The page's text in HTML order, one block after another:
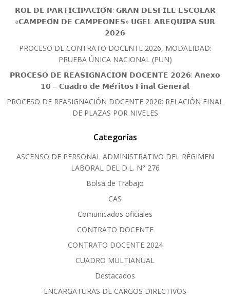
𝗥𝗢𝗟 𝗗𝗘 𝗣𝗔𝗥𝗧𝗜𝗖𝗜𝗣𝗔𝗖𝗜𝗢́𝗡: 𝗚𝗥𝗔𝗡 𝗗𝗘𝗦𝗙𝗜𝗟𝗘 𝗘𝗦𝗖𝗢𝗟𝗔𝗥
«𝗖𝗔𝗠𝗣𝗘𝗢́𝗡 𝗗𝗘 𝗖𝗔𝗠𝗣𝗘𝗢𝗡𝗘𝗦» 𝗨𝗚𝗘𝗟 𝗔𝗥𝗘𝗤𝗨𝗜𝗣𝗔 𝗦𝗨𝗥
𝟮𝟬𝟮𝟲
PROCESO DE CONTRATO DOCENTE 2026, MODALIDAD:
PRUEBA ÚNICA NACIONAL (PUN)
𝗣𝗥𝗢𝗖𝗘𝗦𝗢 𝗗𝗘 𝗥𝗘𝗔𝗦𝗜𝗚𝗡𝗔𝗖𝗜𝗢́𝗡 𝗗𝗢𝗖𝗘𝗡𝗧𝗘 𝟮𝟬𝟮𝟲: 𝗔𝗻𝗲𝘅𝗼
𝟭𝟬 – 𝗖𝘂𝗮𝗱𝗿𝗼 𝗱𝗲 𝗠𝗲́𝗿𝗶𝘁𝗼𝘀 𝗙𝗶𝗻𝗮𝗹 𝗚𝗲𝗻𝗲𝗿𝗮𝗹
PROCESO DE REASIGNACIÓN DOCENTE 2026: RELACIÓN FINAL
DE PLAZAS POR NIVELES
Categorías
ASCENSO DE PERSONAL ADMINISTRATIVO DEL RÈGIMEN
LABORAL DEL D.L. N° 276
Bolsa de Trabajo
CAS
Comunicados oficiales
CONTRATO DOCENTE
CONTRATO DOCENTE 2024
CUADRO MULTIANUAL
Destacados
ENCARGATURAS DE CARGOS DIRECTIVOS